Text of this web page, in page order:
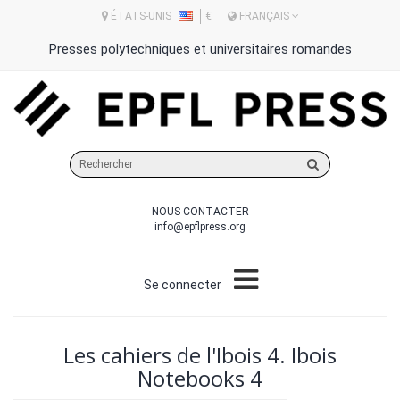
ÉTATS-UNIS € FRANÇAIS
Presses polytechniques et universitaires romandes
sur
site
NOUS CONTACTER
info@epflpress.org
Se connecter
Les cahiers de l'Ibois 4. Ibois
Notebooks 4